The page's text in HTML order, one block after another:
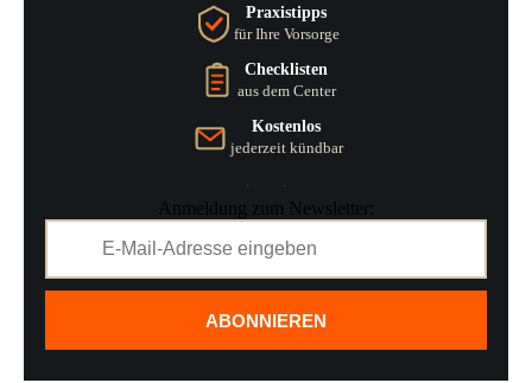
Praxistipps
für Ihre Vorsorge
Checklisten
aus dem Center
Kostenlos
jederzeit kündbar
Anmeldung zum Newsletter:
ABONNIEREN